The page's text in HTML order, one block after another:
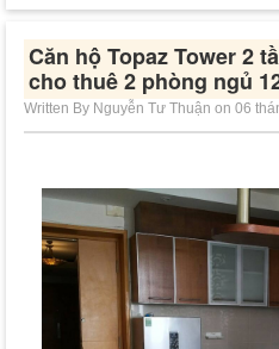
Căn hộ Topaz Tower 2
cho thuê 2 phòng ngủ
Written By Nguyễn Tư Thuận on 06